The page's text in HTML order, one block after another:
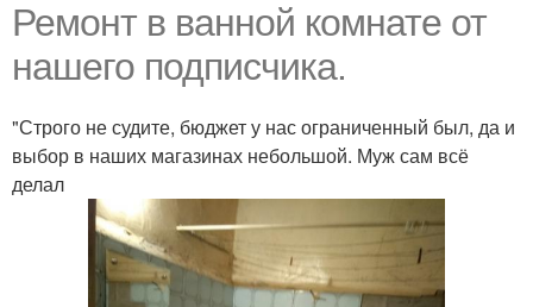
Ремонт в ванной комнате от
нашего подписчика.
"Строго не судите, бюджет у нас ограниченный был, да и
выбор в наших магазинах небольшой. Муж сам всё
делал